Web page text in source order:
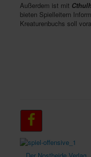
Außerdem ist mit
bieten Spielleitern
Kreaturenbuchs soll
Der Nostheide Verlag